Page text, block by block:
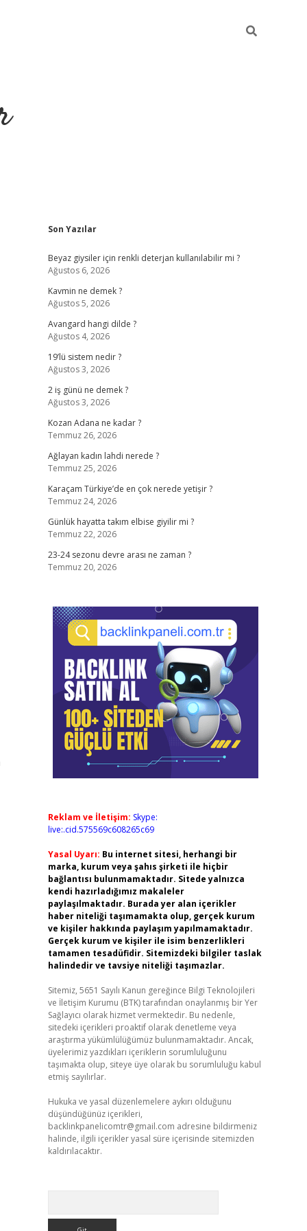
Sidebar
Son Yazılar
Beyaz giysiler için renkli deterjan kullanılabilir mi ?
Ağustos 6, 2026
Kavmin ne demek ?
Ağustos 5, 2026
Avangard hangi dilde ?
Ağustos 4, 2026
19’lü sistem nedir ?
Ağustos 3, 2026
2 iş günü ne demek ?
Ağustos 3, 2026
Kozan Adana ne kadar ?
Temmuz 26, 2026
Ağlayan kadın lahdi nerede ?
Temmuz 25, 2026
Karaçam Türkiye’de en çok nerede yetişir ?
Temmuz 24, 2026
Günlük hayatta takım elbise giyilir mi ?
Temmuz 22, 2026
23-24 sezonu devre arası ne zaman ?
Temmuz 20, 2026
Reklam ve İletişim: Skype:
live:.cid.575569c608265c69
Yasal Uyarı: Bu internet sitesi, herhangi bir
marka, kurum veya şahıs şirketi ile hiçbir
bağlantısı bulunmamaktadır. Sitede yalnızca
kendi hazırladığımız makaleler
paylaşılmaktadır. Burada yer alan içerikler
haber niteliği taşımamakta olup, gerçek kurum
ve kişiler hakkında paylaşım yapılmamaktadır.
Gerçek kurum ve kişiler ile isim benzerlikleri
tamamen tesadüfidir. Sitemizdeki bilgiler taslak
halindedir ve tavsiye niteliği taşımazlar.
Sitemiz, 5651 Sayılı Kanun gereğince Bilgi Teknolojileri
ve İletişim Kurumu (BTK) tarafından onaylanmış bir Yer
Sağlayıcı olarak hizmet vermektedir. Bu nedenle,
sitedeki içerikleri proaktif olarak denetleme veya
araştırma yükümlülüğümüz bulunmamaktadır. Ancak,
üyelerimiz yazdıkları içeriklerin sorumluluğunu
taşımakta olup, siteye üye olarak bu sorumluluğu kabul
etmiş sayılırlar.
Hukuka ve yasal düzenlemelere aykırı olduğunu
düşündüğünüz içerikleri,
backlinkpanelicomtr@gmail.com adresine bildirmeniz
halinde, ilgili içerikler yasal süre içerisinde sitemizden
kaldırılacaktır.